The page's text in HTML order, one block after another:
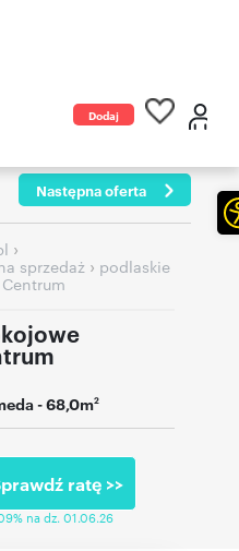
Dodaj
Następna oferta
›
sprzedaż › podlaskie
Centrum
- 68,0m2
ratę >>
na dz. 01.06.26